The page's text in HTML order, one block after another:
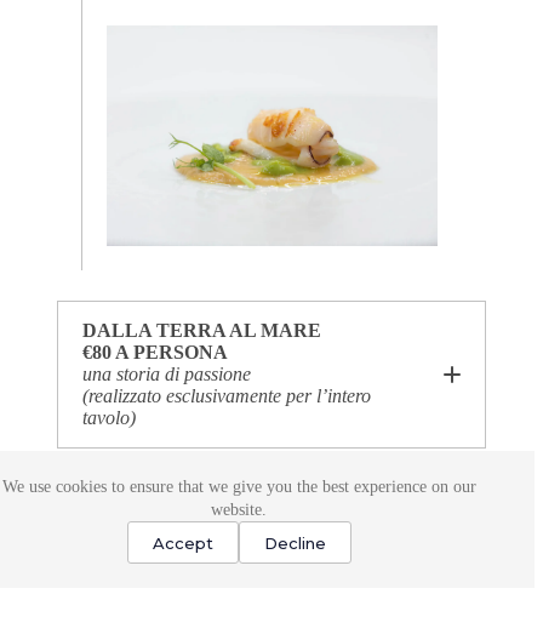
We use cookies to ensure that we give you the best experience on our
website.
Accept Decline
DALLA TERRA AL MARE
€80 A PERSONA
una storia di passione
(realizzato esclusivamente per l’intero
tavolo)
ANDRE OLTRE
€100 A PERSONA
i piatti che non ti aspetti
(realizzato esclusivamente per l’intero